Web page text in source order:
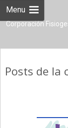
Menu
Corporación
Posts de la